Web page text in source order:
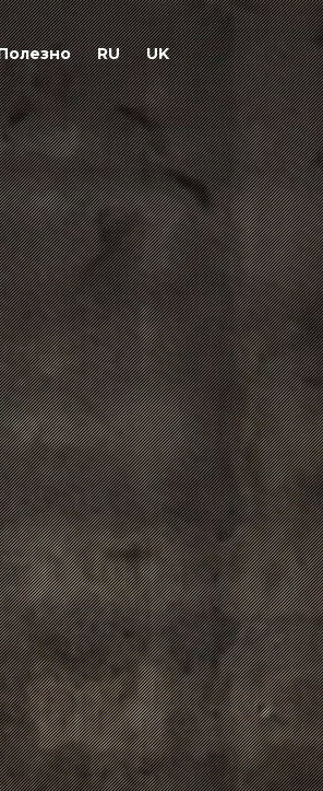
RU UK